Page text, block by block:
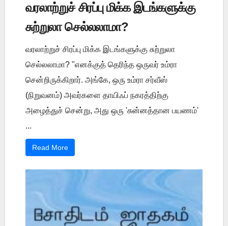
வரலாற்றுச் சிரப்பு மிக்க இடங்களுக்கு
சுற்றுலா செல்லலாமா?
வரலாற்றுச் சிரப்பு மிக்க இடங்களுக்கு சுற்றுலா
செல்லலாமா? "எனக்குத் தெரிந்த ஒருவர் உம்ரா
சென்றிருக்கிறார். அங்கே, ஒரு உம்ரா சர்வீஸ்
(நிறுவனம்) அவர்களை தாயிஃப் நகரத்திற்கு
அழைத்துச் சென்று, அது ஒரு 'சுன்னத்தான பயணம்'
...
Read More